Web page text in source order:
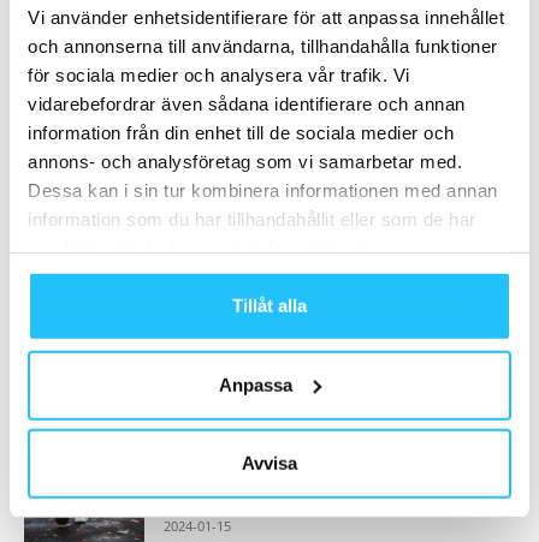
Vi använder enhetsidentifierare för att anpassa innehållet
och annonserna till användarna, tillhandahålla funktioner
för sociala medier och analysera vår trafik. Vi
vidarebefordrar även sådana identifierare och annan
information från din enhet till de sociala medier och
annons- och analysföretag som vi samarbetar med.
Dessa kan i sin tur kombinera informationen med annan
information som du har tillhandahållit eller som de har
Tillåt alla
Anpassa
Avvisa
Samarbete
- Annons -
MEST POPULÄRA
nordisk produktchef
Ecdesign – Sweaty Business Podcast #136
Regeringen initierar två uppdrag för att
främja fysisk aktivitet
2024-01-15